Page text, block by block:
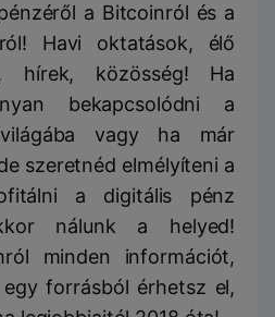
a Bitcoinról és a
Havi oktatások, élő
hírek, közösség! Ha
bekapcsolódni a
vagy ha már
szeretnéd elmélyíteni a
a digitális pénz
nálunk a helyed!
minden információt,
forrásból érhetsz el,